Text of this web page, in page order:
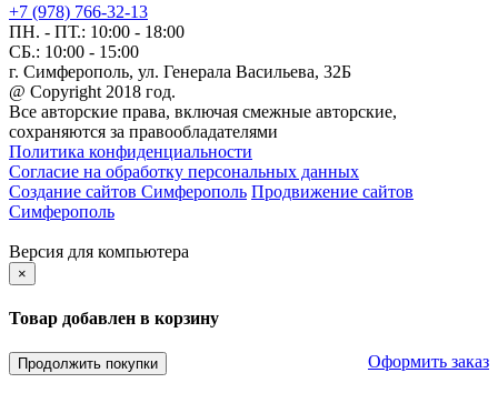
+7 (978) 766-32-13
ПН. - ПТ.: 10:00 - 18:00
СБ.: 10:00 - 15:00
г. Симферополь, ул. Генерала Васильева, 32Б
@ Copyright 2018 год.
Все авторские права, включая смежные авторские,
сохраняются за правообладателями
Политика конфиденциальности
Согласие на обработку персональных данных
Создание сайтов Симферополь Продвижение сайтов
Симферополь
Версия для компьютера
×
Товар добавлен в корзину
Продолжить покупки Оформить заказ